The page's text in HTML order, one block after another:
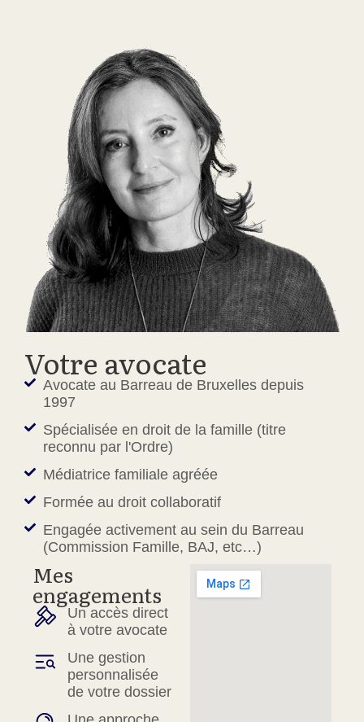
Votre avocate
Avocate au Barreau de Bruxelles depuis
1997
Spécialisée en droit de la famille (titre
reconnu par l'Ordre)
Médiatrice familiale agréée
Formée au droit collaboratif
Engagée activement au sein du Barreau
(Commission Famille, BAJ, etc…)
Mes
engagements
Un accès direct
à votre avocate
Une gestion
personnalisée
de votre dossier